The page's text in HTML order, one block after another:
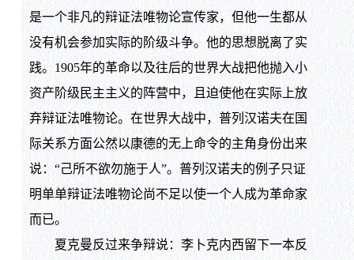
是一个非凡的辩证法唯物论宣传家，但他一生都从
没有机会参加实际的阶级斗争。他的思想脱离了实
践。1905年的革命以及往后的世界大战把他抛入小
资产阶级民主主义的阵营中，且迫使他在实际上放
弃辩证法唯物论。在世界大战中，普列汉诺夫在国
际关系方面公然以康德的无上命令的主角身份出来
说：“己所不欲勿施于人”。普列汉诺夫的例子只证
明单单辩证法唯物论尚不足以使一个人成为革命家
而已。
夏克曼反过来争辩说：李卜克内西留下一本反